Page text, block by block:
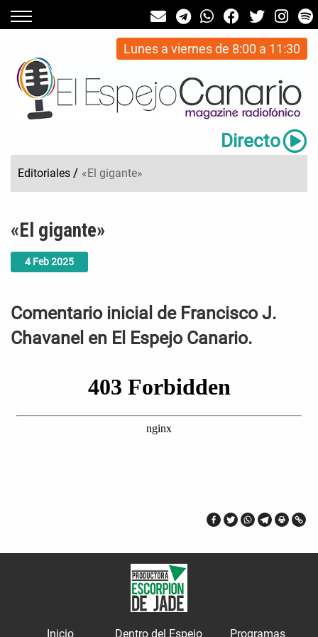
Lunes a viernes de 8:00 a 11:30
Directo
Editoriales / «El gigante»
4 Feb2025
«El gigante»
Comentario inicial de Francisco J.
Chavanel en El Espejo Canario.
Inicio Dentro del Espejo Programas